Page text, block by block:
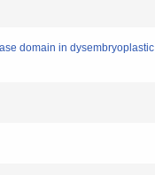
domain in dysembryoplastic